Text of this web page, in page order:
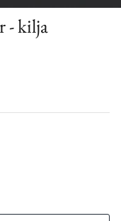
- kilja